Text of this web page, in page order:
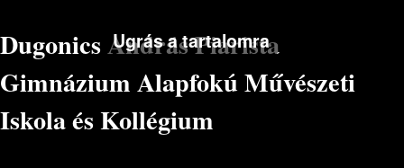
Ugrás a tartalomra
Dugonics András Piarista
Gimnázium Alapfokú Művészeti
Iskola és Kollégium